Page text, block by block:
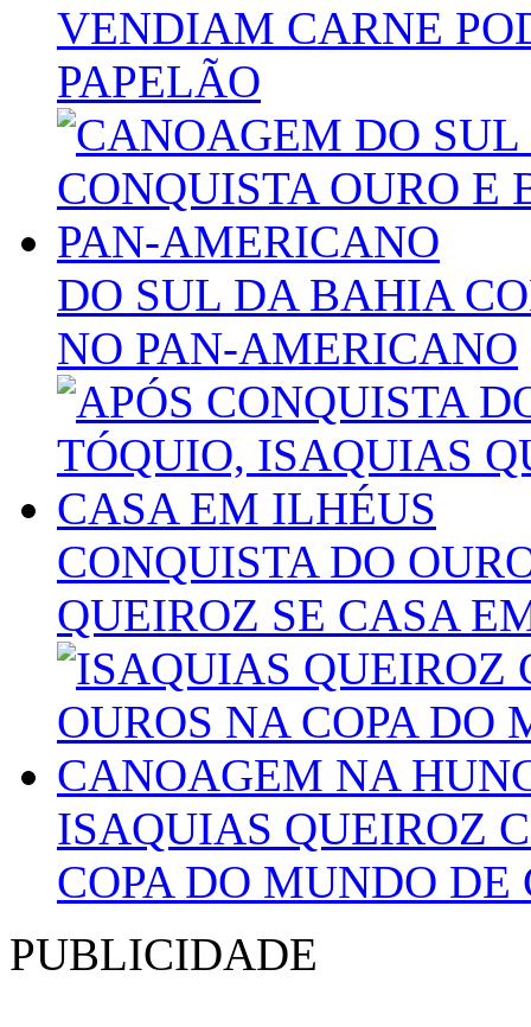
VENDIAM CARNE
PAPELÃO
DO SUL DA BAHIA
NO PAN-AMERICANO
CONQUISTA DO
QUEIROZ SE CASA
ISAQUIAS QUEIROZ
COPA DO MUNDO
PUBLICIDADE